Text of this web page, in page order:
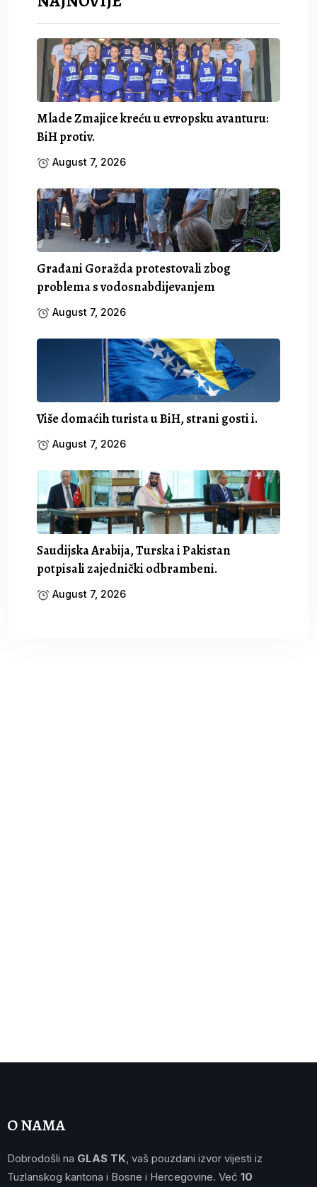
Mlade Zmajice kreću u evropsku avanturu:
BiH protiv.
August 7, 2026
Građani Goražda protestovali zbog
problema s vodosnabdijevanjem
August 7, 2026
Više domaćih turista u BiH, strani gosti i.
August 7, 2026
Saudijska Arabija, Turska i Pakistan
potpisali zajednički odbrambeni.
August 7, 2026
O NAMA
Dobrodošli na GLAS TK , vaš pouzdani izvor vijesti iz
Tuzlanskog kantona i Bosne i Hercegovine. Već 10